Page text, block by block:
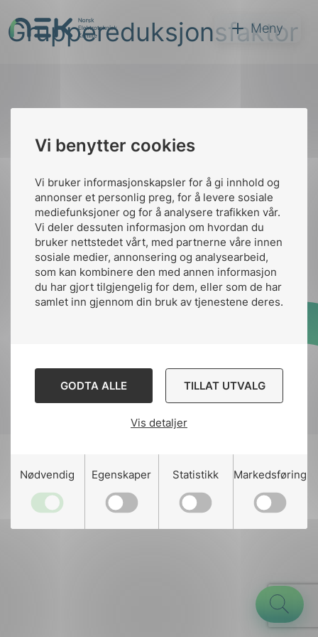
Vi benytter cookies
Vi bruker informasjonskapsler for å gi innhold og
annonser et personlig preg, for å levere sosiale
mediefunksjoner og for å analysere trafikken vår.
Vi deler dessuten informasjon om hvordan du
bruker nettstedet vårt, med partnerne våre innen
sosiale medier, annonsering og analysearbeid,
som kan kombinere den med annen informasjon
du har gjort tilgjengelig for dem, eller som de har
samlet inn gjennom din bruk av tjenestene deres.
GODTA ALLE TILLAT UTVALG
Vis detaljer
Nødvendig Egenskaper Statistikk Markedsføring
til
innhold
NEK Meny
Søk
Gruppereduksjonsfaktor
Kontakt oss
Ansatte
nek@nek.no
Kontakt
Bruk av Cookies